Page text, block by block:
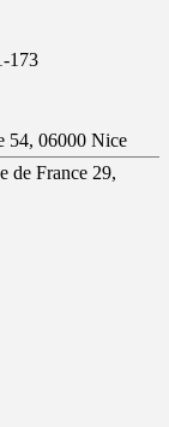
173
54, 06000 Nice
de France 29,